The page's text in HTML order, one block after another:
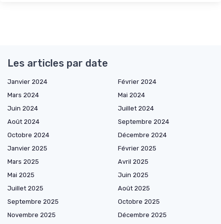
Les articles par date
Janvier 2024
Février 2024
Mars 2024
Mai 2024
Juin 2024
Juillet 2024
Août 2024
Septembre 2024
Octobre 2024
Décembre 2024
Janvier 2025
Février 2025
Mars 2025
Avril 2025
Mai 2025
Juin 2025
Juillet 2025
Août 2025
Septembre 2025
Octobre 2025
Novembre 2025
Décembre 2025